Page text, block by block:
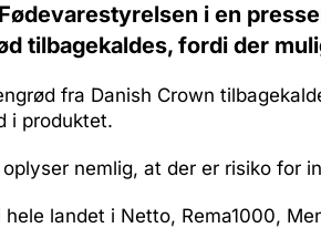
i en
tilbagekaldes, fordi der
fra Danish Crown
i produktet.
nemlig, at der er risiko for
landet i Netto, Rema1000,